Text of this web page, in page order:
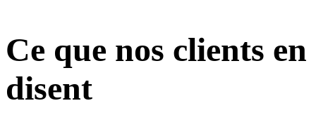
Ce que nos clients en
disent